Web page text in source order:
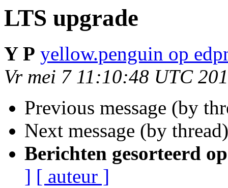
LTS upgrade
Y P yellow.penguin op
Vr mei 7 11:10:48 UTC
Previous message (by
Next message (by
Berichten gesorteerd
] [ auteur ]